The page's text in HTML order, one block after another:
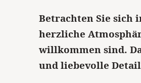
Betrachten Sie sich
herzliche
willkommen sind.
und liebevolle